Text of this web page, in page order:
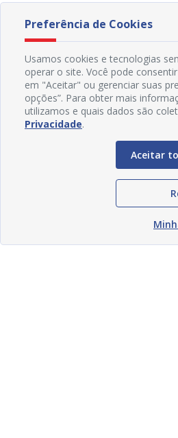
Preferência de Cookies
Usamos cookies e tecnologias
operar o site. Você pode
em "Aceitar" ou gerenciar suas
opções”. Para obter mais
utilizamos e quais dados são
Privacidade.
Aceitar